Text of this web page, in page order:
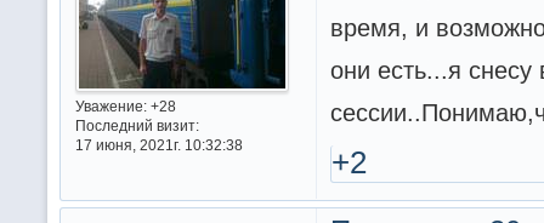
Уважение: +28
Последний визит:
17 июня, 2021г. 10:32:38
время, и
они есть...я
+2